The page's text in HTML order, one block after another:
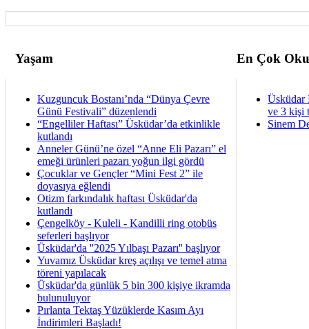
Yaşam En Çok
Kuzguncuk Bostanı’nda “Dünya Çevre
Günü Festivali” düzenlendi
“Engelliler Haftası” Üsküdar’da etkinlikle
kutlandı
Anneler Günü’ne özel “Anne Eli Pazarı” el
emeği ürünleri pazarı yoğun ilgi gördü
Çocuklar ve Gençler “Mini Fest 2” ile
doyasıya eğlendi
Otizm farkındalık haftası Üsküdar'da
kutlandı
Çengelköy - Kuleli - Kandilli ring otobüs
seferleri başlıyor
Üsküdar'da ''2025 Yılbaşı Pazarı'' başlıyor
Yuvamız Üsküdar kreş açılışı ve temel atma
töreni yapılacak
Üsküdar'da günlük 5 bin 300 kişiye ikramda
bulunuluyor
Pırlanta Tektaş Yüzüklerde Kasım Ayı
İndirimleri Başladı!
Üsküdar
ve 3 kişi
Sinem